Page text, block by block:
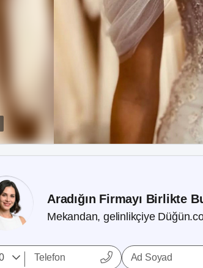
Aradığın Firmayı Birlikte
Mekandan, gelinlikçiye
Ad Soyad